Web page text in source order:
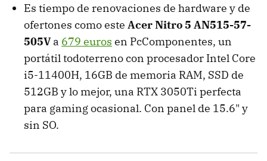
Es tiempo de renovaciones de hardware y de
ofertones como este Acer Nitro 5 AN515-57-
505Va 679 euros en PcComponentes, un
portátil todoterreno con procesador Intel Core
i5-11400H, 16GB de memoria RAM, SSD de
512GB y lo mejor, una RTX 3050Ti perfecta
para gaming ocasional. Con panel de 15.6" y
sin SO.